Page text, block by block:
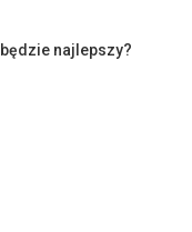
najlepszy?